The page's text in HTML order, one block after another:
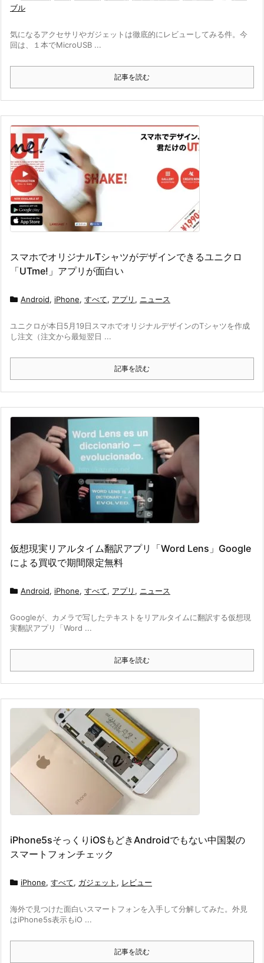
ブル
気になるアクセサリやガジェットは徹底的にレビューしてみる件。今
回は、１本でMicroUSB ...
記事を読む
スマホでオリジナルTシャツがデザインできるユニクロ
「UTme!」アプリが面白い
Android, iPhone, すべて, アプリ , ニュース
ユニクロが本日5月19日スマホでオリジナルデザインのTシャツを作成
し注文（注文から最短翌日 ...
記事を読む
仮想現実リアルタイム翻訳アプリ「Word Lens」Google
による買収で期間限定無料
Android, iPhone, すべて, アプリ , ニュース
Googleが、カメラで写したテキストをリアルタイムに翻訳する仮想現
実翻訳アプリ「Word ...
記事を読む
iPhone5sそっくりiOSもどきAndroidでもない中国製の
スマートフォンチェック
iPhone, すべて, ガジェット , レビュー
海外で見つけた面白いスマートフォンを入手して分解してみた。外見
はiPhone5s表示もiO ...
記事を読む